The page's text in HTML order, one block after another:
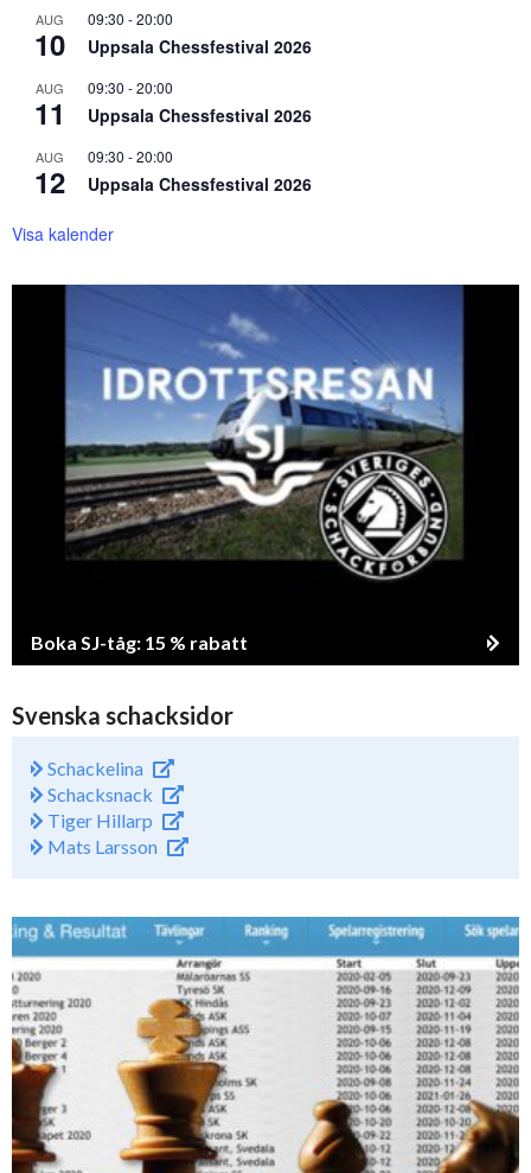
AUG
10
09:30 -20:00
Uppsala Chessfestival 2026
AUG
11
09:30 -20:00
Uppsala Chessfestival 2026
AUG
12
09:30 -20:00
Uppsala Chessfestival 2026
Visa kalender
Boka SJ-tåg: 15 % rabatt
Svenska schacksidor
Schackelina
Schacksnack
Tiger Hillarp
Mats Larsson